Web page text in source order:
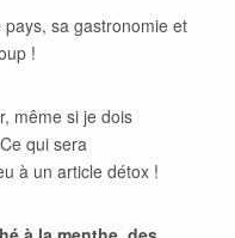
sa gastronomie et
!
même si je dois
qui sera
à un article détox !